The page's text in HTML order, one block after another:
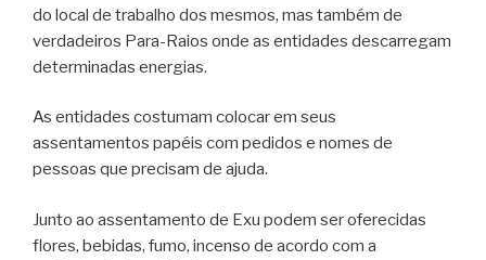
do local de trabalho dos mesmos, mas também de
verdadeiros Para-Raios onde as entidades descarregam
determinadas energias.
As entidades costumam colocar em seus
assentamentos papéis com pedidos e nomes de
pessoas que precisam de ajuda.
Junto ao assentamento de Exu podem ser oferecidas
flores, bebidas, fumo, incenso de acordo com a